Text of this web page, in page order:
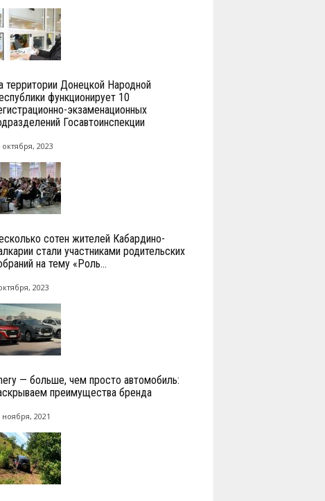
территории Донецкой Народной
функционирует 10
экзаменационных
Госавтоинспекции
октября, 2023
сотен жителей Кабардино-
стали участниками родительских
на тему «Роль...
2023
— больше, чем просто автомобиль:
преимущества бренда
ноября, 2021